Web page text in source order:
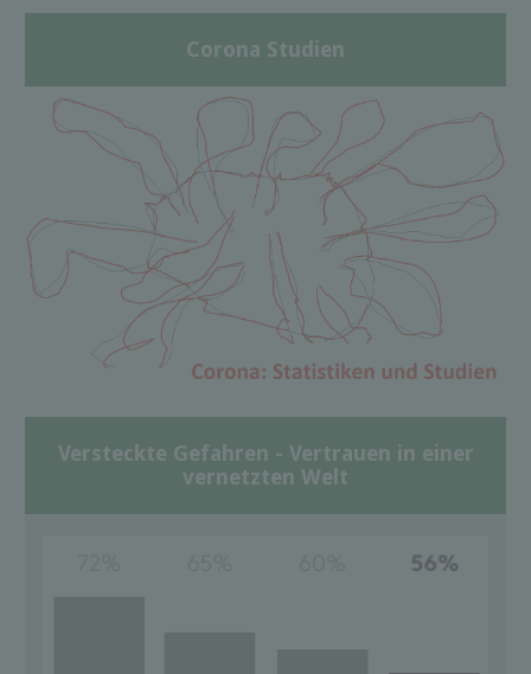
Corona Studien
Versteckte Gefahren - Vertrauen in einer
vernetzten Welt